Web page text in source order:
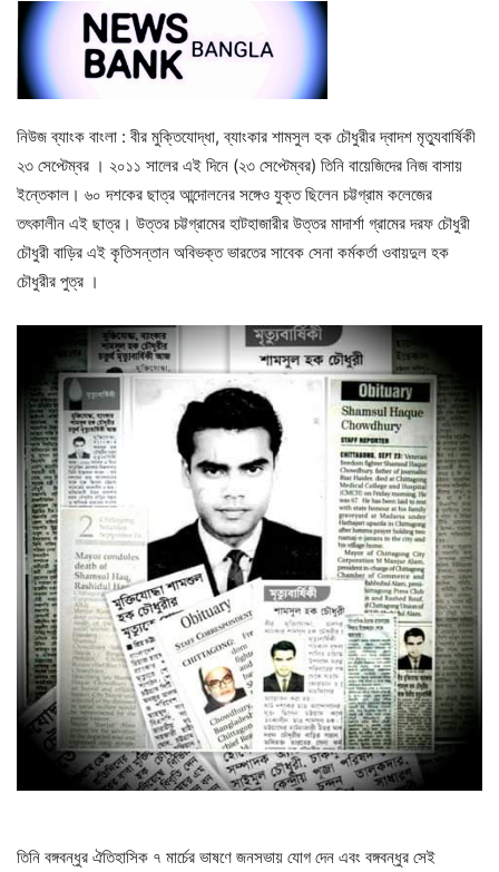
নিউজ ব্যাংক বাংলা : বীর মুক্তিযোদ্ধা, ব্যাংকার শামসুল হক চৌধুরীর দ্বাদশ মৃত্যুবার্ষিকী
২৩ সেপ্টেম্বর । ২০১১ সালের এই দিনে (২৩ সেপ্টেম্বর) তিনি বায়েজিদের নিজ বাসায়
ইন্তেকাল। ৬০ দশকের ছাত্র আন্দোলনের সঙ্গেও যুক্ত ছিলেন চট্টগ্রাম কলেজের
তৎকালীন এই ছাত্র। উত্তর চট্টগ্রামের হাটহাজারীর উত্তর মাদার্শা গ্রামের দরফ চৌধুরী
চৌধুরী বাড়ির এই কৃতিসন্তান অবিভক্ত ভারতের সাবেক সেনা কর্মকর্তা ওবায়দুল হক
চৌধুরীর পুত্র ।
তিনি বঙ্গবন্ধুর ঐতিহাসিক ৭ মার্চের ভাষণে জনসভায় যোগ দেন এবং বঙ্গবন্ধুর সেই